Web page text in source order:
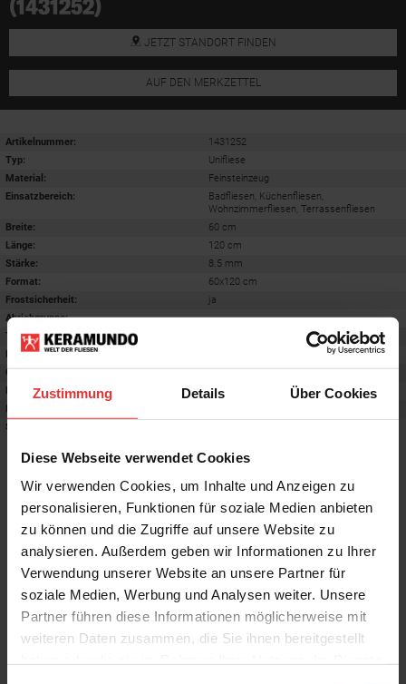
Zustimmung Details Über Cookies
Diese Webseite verwendet Cookies
Wir verwenden Cookies, um Inhalte und Anzeigen zu
personalisieren, Funktionen für soziale Medien anbieten
zu können und die Zugriffe auf unsere Website zu
analysieren. Außerdem geben wir Informationen zu Ihrer
Verwendung unserer Website an unsere Partner für
soziale Medien, Werbung und Analysen weiter. Unsere
Partner führen diese Informationen möglicherweise mit
weiteren Daten zusammen, die Sie ihnen bereitgestellt
(1431252)
JETZT STANDORT FINDEN
AUF DEN MERKZETTEL
Artikelnummer:
1431252
Typ:
Unifliese
Material:
Feinsteinzeug
Einsatzbereich:
Badfliesen, Küchenfliesen,
Wohnzimmerfliesen, Terrassenfliesen
Breite:
60 cm
Länge:
120 cm
Stärke:
8.5 mm
Format:
60x120 cm
Frostsicherheit:
ja
Abriebgruppe:
-
Trittsicherheit barfuß:
Farbton:
Oberfläche:
-
Rektifiziert:
ja
Rutschhemmwert
Stilrichtung
Weitere Produkte aus der Serie